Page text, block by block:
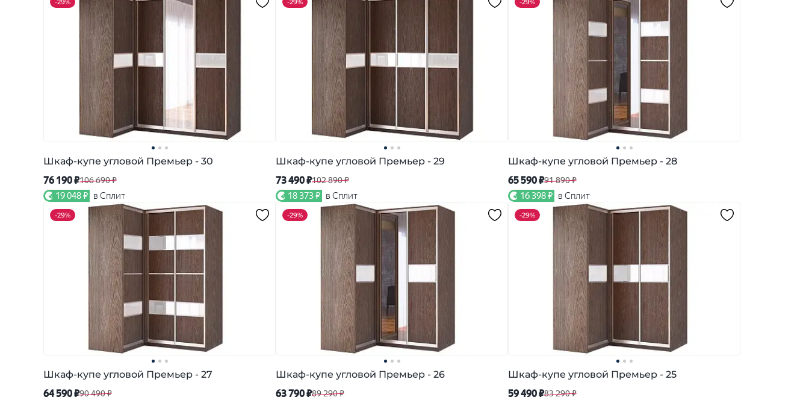
Шкаф-купе угловой Премьер - 30
76 190 ₽106 690 ₽
19 048 ₽ в Сплит
Шкаф-купе угловой Премьер - 29
73 490 ₽102 890 ₽
18 373 ₽ в Сплит
Шкаф-купе угловой Премьер - 28
65 590 ₽91 890 ₽
16 398 ₽ в Сплит
-29%
Шкаф-купе угловой Премьер - 27
64 590 ₽90 490 ₽
-29%
Шкаф-купе угловой Премьер - 26
63 790 ₽89 290 ₽
-29%
Шкаф-купе угловой Премьер - 25
59 490 ₽83 290 ₽